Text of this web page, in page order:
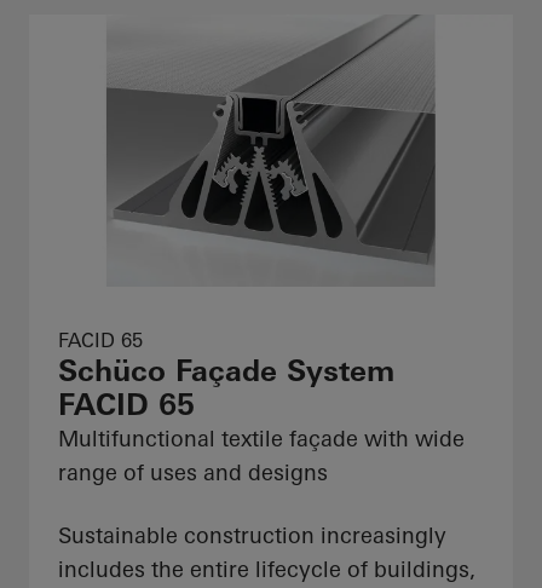
FACID 65
Schüco Façade System
FACID 65
Multifunctional textile façade with wide
range of uses and designs
Sustainable construction increasingly
includes the entire lifecycle of buildings,